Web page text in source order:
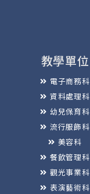
教學單位
電子商務科
資料處理科
幼兒保育科
流行服飾科
美容科
餐飲管理科
觀光事業科
表演藝術科